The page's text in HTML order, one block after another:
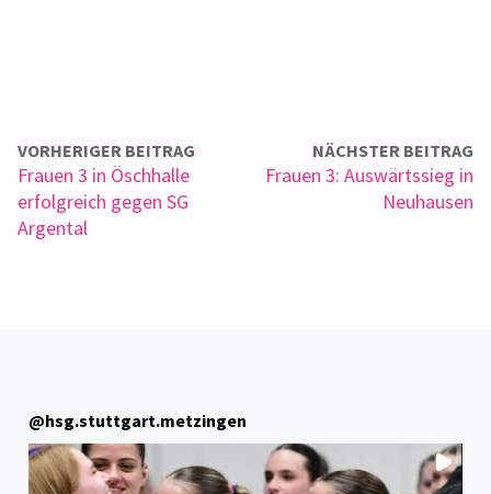
VORHERIGER BEITRAG
Frauen 3 in Öschhalle
erfolgreich gegen SG
Argental
NÄCHSTER BEITRAG
Frauen 3: Auswärtssieg in
Neuhausen
@hsg.stuttgart.metzingen